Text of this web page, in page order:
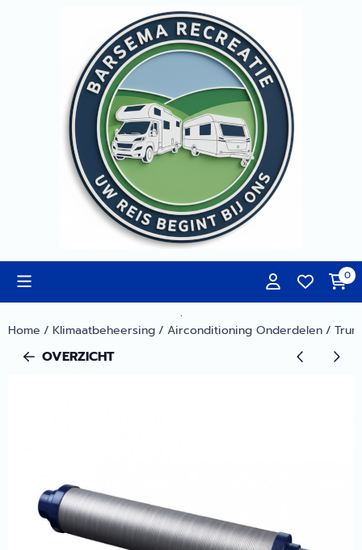
Cookievoorkeuren zijn momenteel gesloten.
0
.
Home / Klimaatbeheersing/ Airconditioning Onderdelen/
OVERZICHT